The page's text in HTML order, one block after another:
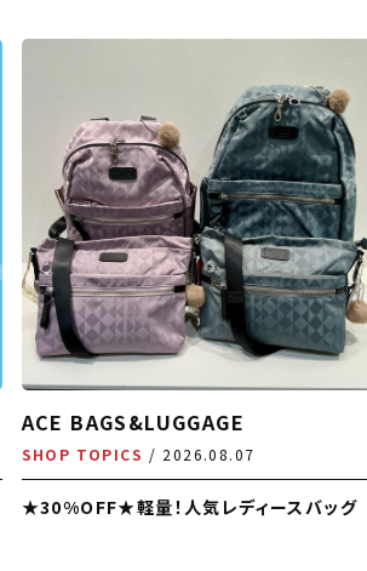
ACE BAGS&LUGGAGE
SHOP TOPICS 2026.08.07
★30%OFF★軽量！人気レディースバッグ